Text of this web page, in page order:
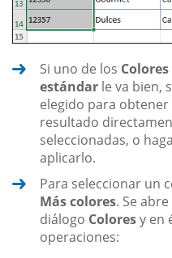
Si uno de los
estándar le va bien,
elegido para
resultado
seleccionadas, o
aplicarlo.
Para seleccionar un
Más colores. Se
diálogo Coloresy en
operaciones: